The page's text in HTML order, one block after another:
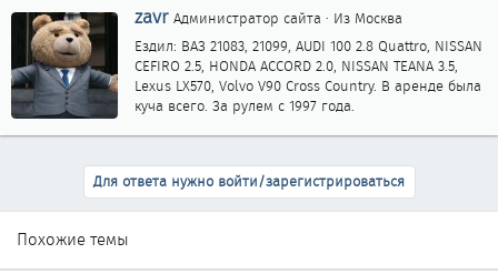
А
т
о
р
zavr Администратор сайта · Из Москва
Ездил: ВАЗ 21083, 21099, AUDI 100 2.8 Quattro, NISSAN
CEFIRO 2.5, HONDA ACCORD 2.0, NISSAN TEANA 3.5,
Lexus LX570, Volvo V90 Cross Country. В аренде была
куча всего. За рулем с 1997 года.
Для ответа нужно войти/зарегистрироваться
Похожие темы